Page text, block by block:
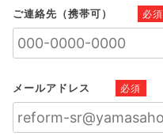
ご連絡先（携帯可） 必須
メールアドレス 必須